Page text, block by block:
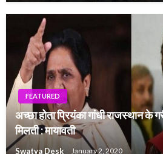
FEATURED
अच्छा होता प्रियंका गांधी राजस्थान के
मिलती : मायावती
Swatva Desk January 2, 2020